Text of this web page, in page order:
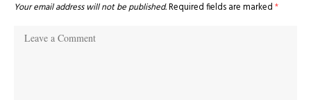
Your email address will not be published.Required fields are marked *